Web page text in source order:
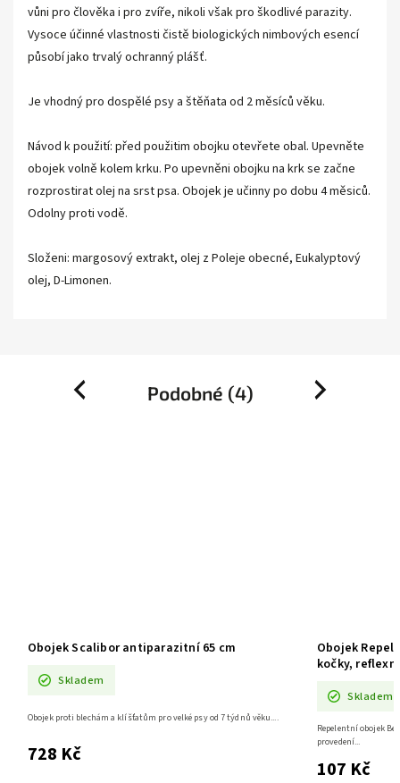
vůni pro člověka i pro zvíře, nikoli však pro škodlivé parazity.
Vysoce účinné vlastnosti čistě biologických nimbových esencí
působí jako trvalý ochranný plášť.
Je vhodný pro dospělé psy a štěňata od 2 měsíců věku.
Návod k použití: před použitim obojku otevřete obal. Upevněte
obojek volně kolem krku. Po upevněni obojku na krk se začne
rozprostirat olej na srst psa. Obojek je učinny po dobu 4 měsiců.
Odolny proti vodě.
Složeni: margosový extrakt, olej z Poleje obecné, Eukalyptový
olej, D-Limonen.
Podobné (4)
Previous
Obojek Scalibor antiparazitní 65 cm
Skladem
728 Kč
Obojek proti blechám a klíšťatům pro velké psy od 7 týdnů věku....
Obojek
kočky, reflexní
Skladem
107 Kč
Repelentní obojek
provedení...
Next